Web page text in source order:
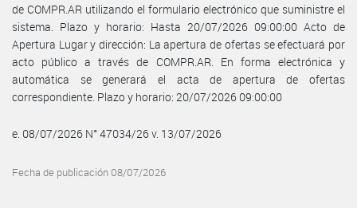
de COMPR.AR utilizando el formulario electrónico que suministre el
sistema. Plazo y horario: Hasta 20/07/2026 09:00:00 Acto de
Apertura Lugar y dirección: La apertura de ofertas se efectuará por
acto público a través de COMPR.AR. En forma electrónica y
automática se generará el acta de apertura de ofertas
correspondiente. Plazo y horario: 20/07/2026 09:00:00
e. 08/07/2026 N° 47034/26 v. 13/07/2026
Fecha de publicación 08/07/2026